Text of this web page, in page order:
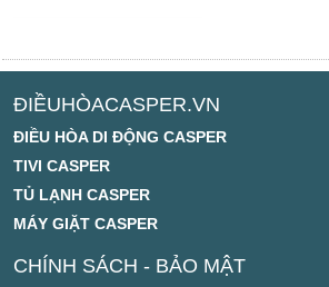
ĐIỀUHÒACASPER.VN
ĐIỀU HÒA DI ĐỘNG CASPER
TIVI CASPER
TỦ LẠNH CASPER
MÁY GIẶT CASPER
CHÍNH SÁCH - BẢO MẬT